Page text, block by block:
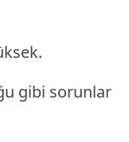
gibi sorunlar